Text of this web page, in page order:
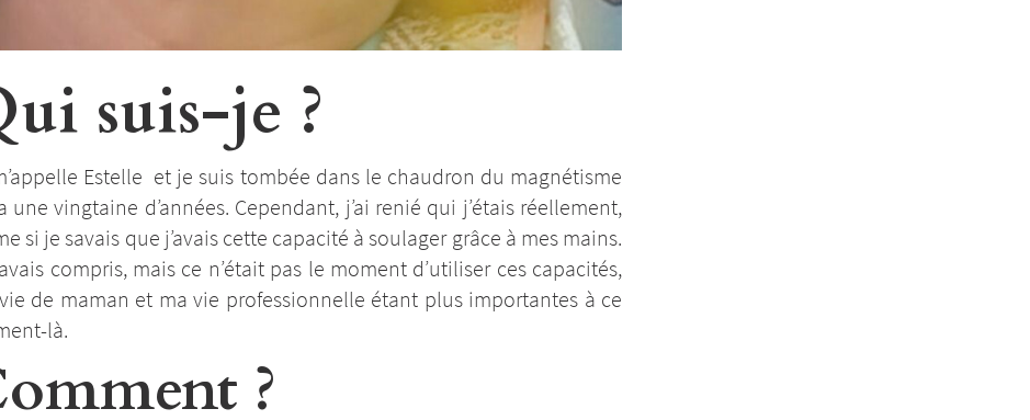
suis-je ?
Estelle et je suis tombée dans le chaudron du magnétisme
une vingtaine d’années. Cependant, j’ai renié qui j’étais réellement,
si je savais que j’avais cette capacité à soulager grâce à mes mains.
compris, mais ce n’était pas le moment d’utiliser ces capacités,
de maman et ma vie professionnelle étant plus importantes à ce
là.
?